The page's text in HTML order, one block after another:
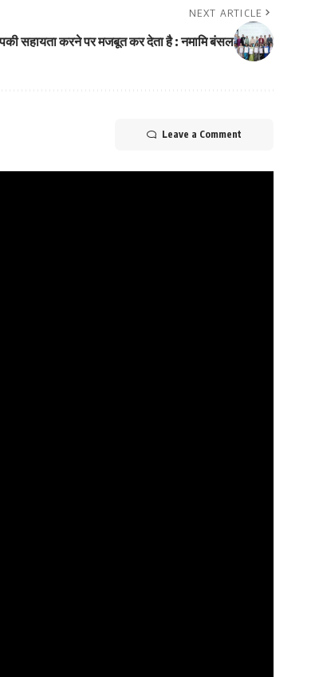
NEXT ARTICLE
सहायता करने पर मजबूत कर देता है : नमामि बंसल
Leave a Comment